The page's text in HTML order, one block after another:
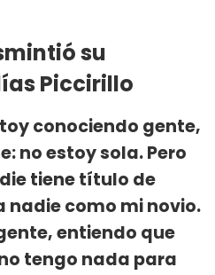
su
Piccirillo
conociendo gente,
no estoy sola. Pero
tiene título de
nadie como mi novio.
entiendo que
tengo nada para